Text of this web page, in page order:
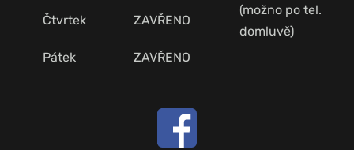
Čtvrtek ZAVŘENO
(možno po tel.
domluvě)
Pátek
ZAVŘENO